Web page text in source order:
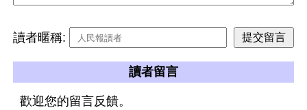
讀者暱稱:
讀者留言
歡迎您的留言反饋。